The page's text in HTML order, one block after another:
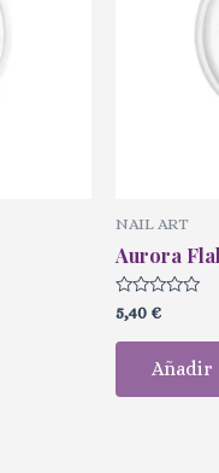
NAIL ART
Aurora
Valorado
con
0
5,40 €
Añadir